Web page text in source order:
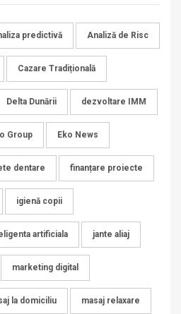
predictivă Analiză de Risc
Cazare Tradițională
Delta Dunării dezvoltare IMM
Group Eko News
dentare finanțare proiecte
igienă copii
artificiala jante aliaj
marketing digital
la domiciliu masaj relaxare